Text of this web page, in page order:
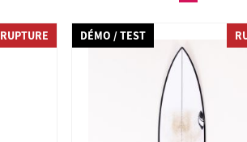
RUPTURE DÉMO / TEST